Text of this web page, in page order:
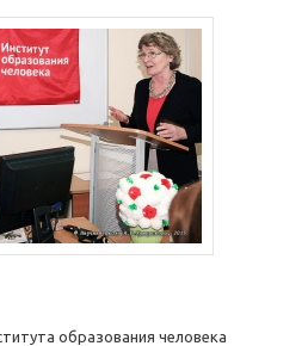
образования человека